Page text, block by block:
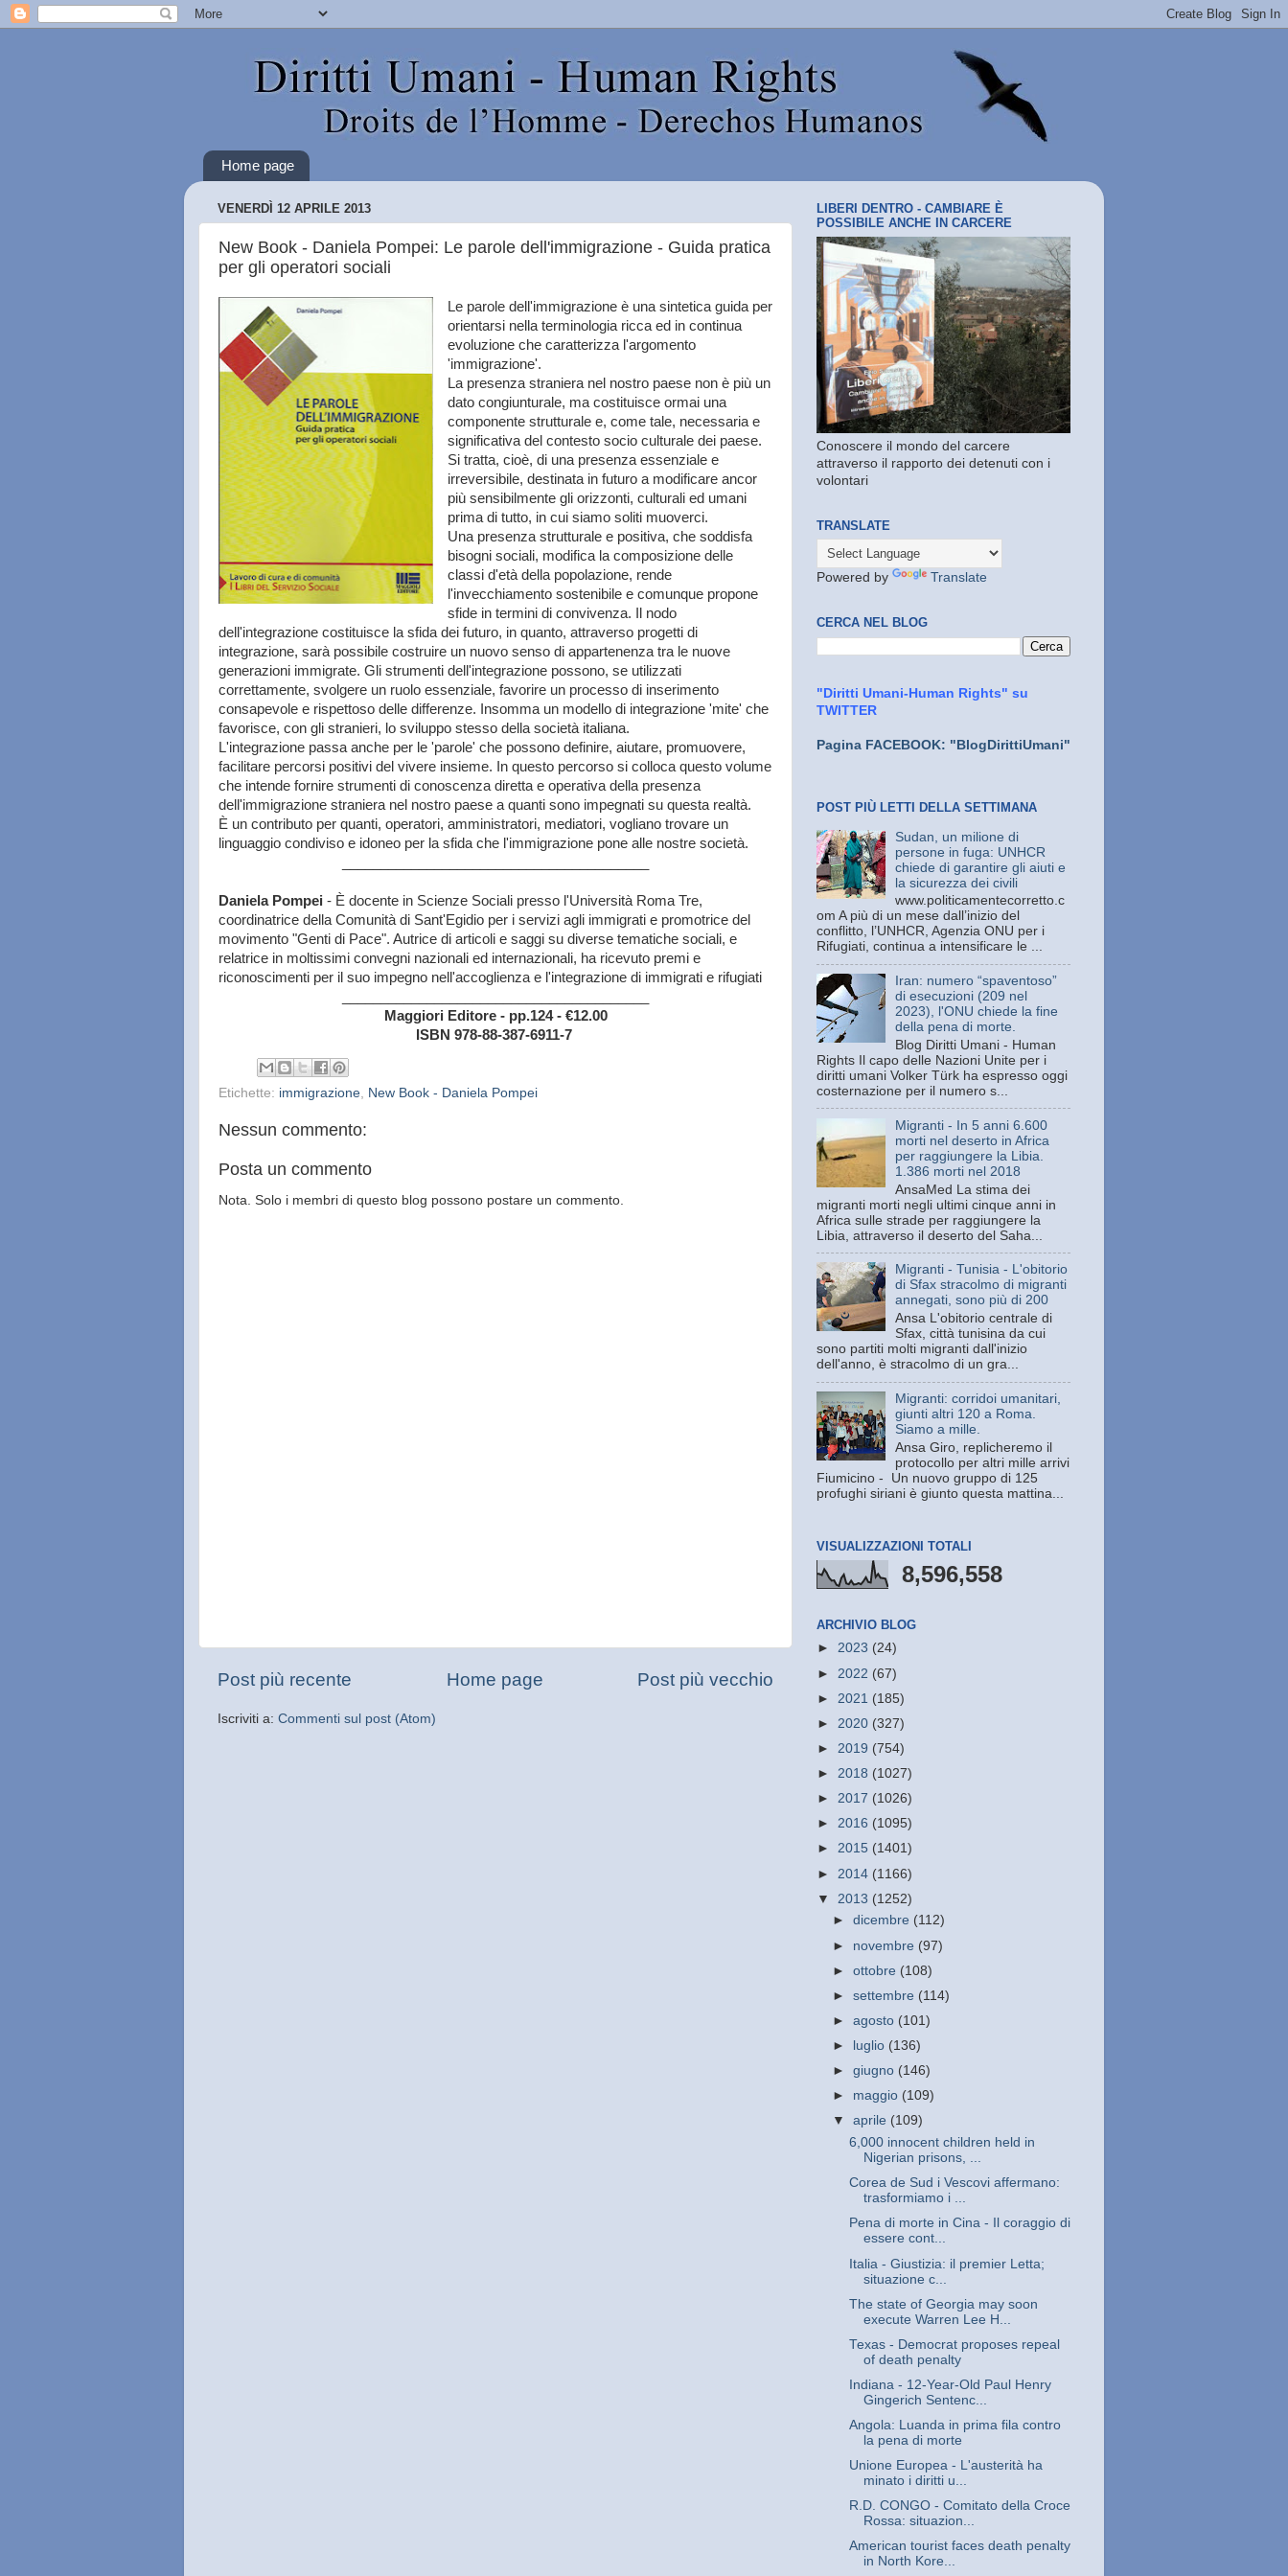
Home page
VENERDÌ 12 APRILE 2013
New Book - Daniela Pompei: Le parole dell'immigrazione - Guida pratica
per gli operatori sociali
Le parole dell'immigrazione è una sintetica guida per
orientarsi nella terminologia ricca ed in continua
evoluzione che caratterizza l'argomento
'immigrazione'.
La presenza straniera nel nostro paese non è più un
dato congiunturale, ma costituisce ormai una
componente strutturale e, come tale, necessaria e
significativa del contesto socio culturale dei paese.
Si tratta, cioè, di una presenza essenziale e
irreversibile, destinata in futuro a modificare ancor
più sensibilmente gli orizzonti, culturali ed umani
prima di tutto, in cui siamo soliti muoverci.
Una presenza strutturale e positiva, che soddisfa
bisogni sociali, modifica la composizione delle
classi d'età della popolazione, rende
l'invecchiamento sostenibile e comunque propone
sfide in termini di convivenza. Il nodo
dell'integrazione costituisce la sfida dei futuro, in quanto, attraverso progetti di
integrazione, sarà possibile costruire un nuovo senso di appartenenza tra le nuove
generazioni immigrate. Gli strumenti dell'integrazione possono, se utilizzati
correttamente, svolgere un ruolo essenziale, favorire un processo di inserimento
consapevole e rispettoso delle differenze. Insomma un modello di integrazione 'mite' che
favorisce, con gli stranieri, lo sviluppo stesso della società italiana.
L'integrazione passa anche per le 'parole' che possono definire, aiutare, promuovere,
facilitare percorsi positivi del vivere insieme. In questo percorso si colloca questo volume
che intende fornire strumenti di conoscenza diretta e operativa della presenza
dell'immigrazione straniera nel nostro paese a quanti sono impegnati su questa realtà.
È un contributo per quanti, operatori, amministratori, mediatori, vogliano trovare un
linguaggio condiviso e idoneo per la sfida che l'immigrazione pone alle nostre società.
Daniela Pompei - È docente in Scienze Sociali presso l'Università Roma Tre,
coordinatrice della Comunità di Sant'Egidio per i servizi agli immigrati e promotrice del
movimento "Genti di Pace". Autrice di articoli e saggi su diverse tematiche sociali, e
relatrice in moltissimi convegni nazionali ed internazionali, ha ricevuto premi e
riconoscimenti per il suo impegno nell'accoglienza e l'integrazione di immigrati e rifugiati
Maggiori Editore - pp.124 - €12.00
ISBN 978-88-387-6911-7
Etichette: immigrazione New Book - Daniela Pompei
Nessun commento:
Posta un commento
Nota. Solo i membri di questo blog possono postare un commento.
Post più recente Post più vecchio
Home page
Iscriviti a: Commenti sul post (Atom)
LIBERI DENTRO - CAMBIARE È
POSSIBILE ANCHE IN CARCERE
Conoscere il mondo del carcere
attraverso il rapporto dei detenuti con i
volontari
TRANSLATE
Powered by Translate
CERCA NEL BLOG
"Diritti Umani-Human Rights" su
TWITTER
Pagina FACEBOOK: "BlogDirittiUmani"
POST PIÙ LETTI DELLA SETTIMANA
Sudan, un milione di
persone in fuga: UNHCR
chiede di garantire gli aiuti e
la sicurezza dei civili
www.politicamentecorretto.c
om A più di un mese dall’inizio del
conflitto, l’UNHCR, Agenzia ONU per i
Rifugiati, continua a intensificare le ...
Iran: numero “spaventoso”
di esecuzioni (209 nel
2023), l'ONU chiede la fine
della pena di morte.
Blog Diritti Umani - Human
Rights Il capo delle Nazioni Unite per i
diritti umani Volker Türk ha espresso oggi
costernazione per il numero s...
Migranti - In 5 anni 6.600
morti nel deserto in Africa
per raggiungere la Libia.
1.386 morti nel 2018
AnsaMed La stima dei
migranti morti negli ultimi cinque anni in
Africa sulle strade per raggiungere la
Libia, attraverso il deserto del Saha...
Migranti - Tunisia - L'obitorio
di Sfax stracolmo di migranti
annegati, sono più di 200
Ansa L'obitorio centrale di
Sfax, città tunisina da cui
sono partiti molti migranti dall'inizio
dell'anno, è stracolmo di un gra...
Migranti: corridoi umanitari,
giunti altri 120 a Roma.
Siamo a mille.
Ansa Giro, replicheremo il
protocollo per altri mille arrivi
Fiumicino - Un nuovo gruppo di 125
profughi siriani è giunto questa mattina...
VISUALIZZAZIONI TOTALI
8,596,558
ARCHIVIO BLOG
► 2023 (24)
► 2022 (67)
► 2021 (185)
► 2020 (327)
► 2019 (754)
► 2018 (1027)
► 2017 (1026)
► 2016 (1095)
► 2015 (1401)
► 2014 (1166)
▼ 2013 (1252)
►dicembre (112)
► novembre (97)
►ottobre (108)
►settembre (114)
►agosto (101)
►
luglio (136)
►giugno (146)
► maggio (109)
▼aprile (109)
6,000 innocent children held in
Nigerian prisons, ...
Corea de Sud i Vescovi affermano:
trasformiamo i ...
Pena di morte in Cina - Il coraggio di
essere cont...
Italia - Giustizia: il premier Letta;
situazione c...
The state of Georgia may soon
execute Warren Lee H...
Texas - Democrat proposes repeal
of death penalty
Indiana - 12-Year-Old Paul Henry
Gingerich Sentenc...
Angola: Luanda in prima fila contro
la pena di morte
Unione Europea - L'austerità ha
minato i diritti u...
R.D. CONGO - Comitato della Croce
Rossa: situazion...
American tourist faces death penalty
in North Kore...